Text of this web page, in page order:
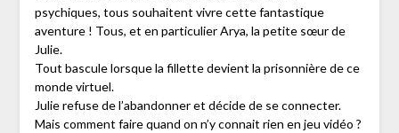
psychiques, tous souhaitent vivre cette fantastique
aventure ! Tous, et en particulier Arya, la petite sœur de
Julie.
Tout bascule lorsque la fillette devient la prisonnière de ce
monde virtuel.
Julie refuse de l’abandonner et décide de se connecter.
Mais comment faire quand on n’y connait rien en jeu vidéo ?